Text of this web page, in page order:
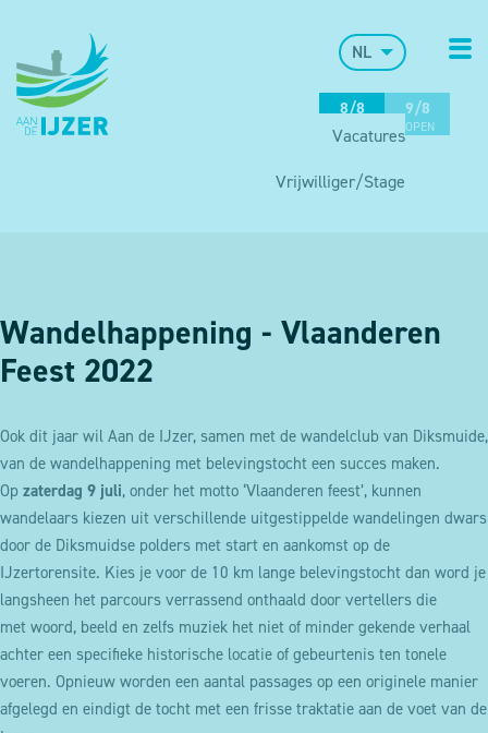
NL
8/8
OPEN
9/8
OPEN
Vacatures
Vrijwilliger/Stage
Wandelhappening - Vlaanderen
Feest 2022
Ook dit jaar wil Aan de IJzer, samen met de wandelclub van Diksmuide,
van de wandelhappening met belevingstocht een succes maken.
Op zaterdag 9 juli, onder het motto ‘Vlaanderen feest’, kunnen
wandelaars kiezen uit verschillende uitgestippelde wandelingen dwars
door de Diksmuidse polders met start en aankomst op de
IJzertorensite. Kies je voor de 10 km lange belevingstocht dan word je
langsheen het parcours verrassend onthaald door vertellers die
met woord, beeld en zelfs muziek het niet of minder gekende verhaal
achter een specifieke historische locatie of gebeurtenis ten tonele
voeren. Opnieuw worden een aantal passages op een originele manier
afgelegd en eindigt de tocht met een frisse traktatie aan de voet van de